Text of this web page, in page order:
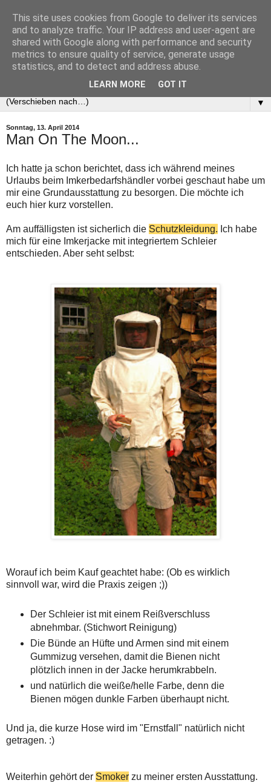
▼
Sonntag, 13. April 2014
Man On The Moon...
Ich hatte ja schon berichtet, dass ich während meines
Urlaubs beim Imkerbedarfshändler vorbei geschaut habe um
mir eine Grundausstattung zu besorgen. Die möchte ich
euch hier kurz vorstellen.
Am auffälligsten ist sicherlich die Schutzkleidung. Ich habe
mich für eine Imkerjacke mit integriertem Schleier
entschieden. Aber seht selbst:
Worauf ich beim Kauf geachtet habe: (Ob es wirklich
sinnvoll war, wird die Praxis zeigen ;))
Der Schleier ist mit einem Reißverschluss
abnehmbar. (Stichwort Reinigung)
Die Bünde an Hüfte und Armen sind mit einem
Gummizug versehen, damit die Bienen nicht
plötzlich innen in der Jacke herumkrabbeln.
und natürlich die weiße/helle Farbe, denn die
Bienen mögen dunkle Farben überhaupt nicht.
Und ja, die kurze Hose wird im "Ernstfall" natürlich nicht
getragen. :)
Weiterhin gehört der Smoker zu meiner ersten Ausstattung.
This site uses cookies from Google to deliver its services
and to analyze traffic. Your IP address and user-agent are
shared with Google along with performance and security
metrics to ensure quality of service, generate usage
statistics, and to detect and address abuse.
LEARN MORE GOT IT